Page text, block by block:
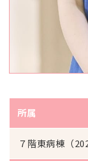
所属
７階東病棟（